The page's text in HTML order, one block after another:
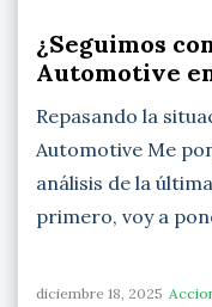
¿Seguimos
Automotive
Repasando la
Automotive Me
análisis de la
primero, voy a
diciembre 18, 2025